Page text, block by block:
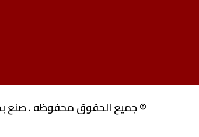
© جميع الحقوق محفوظه . صنع